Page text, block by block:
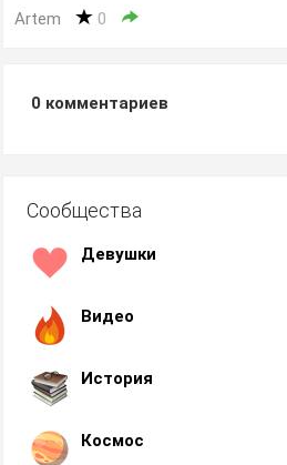
Artem 0
0 комментариев
Сообщества
Девушки
Видео
История
Космос